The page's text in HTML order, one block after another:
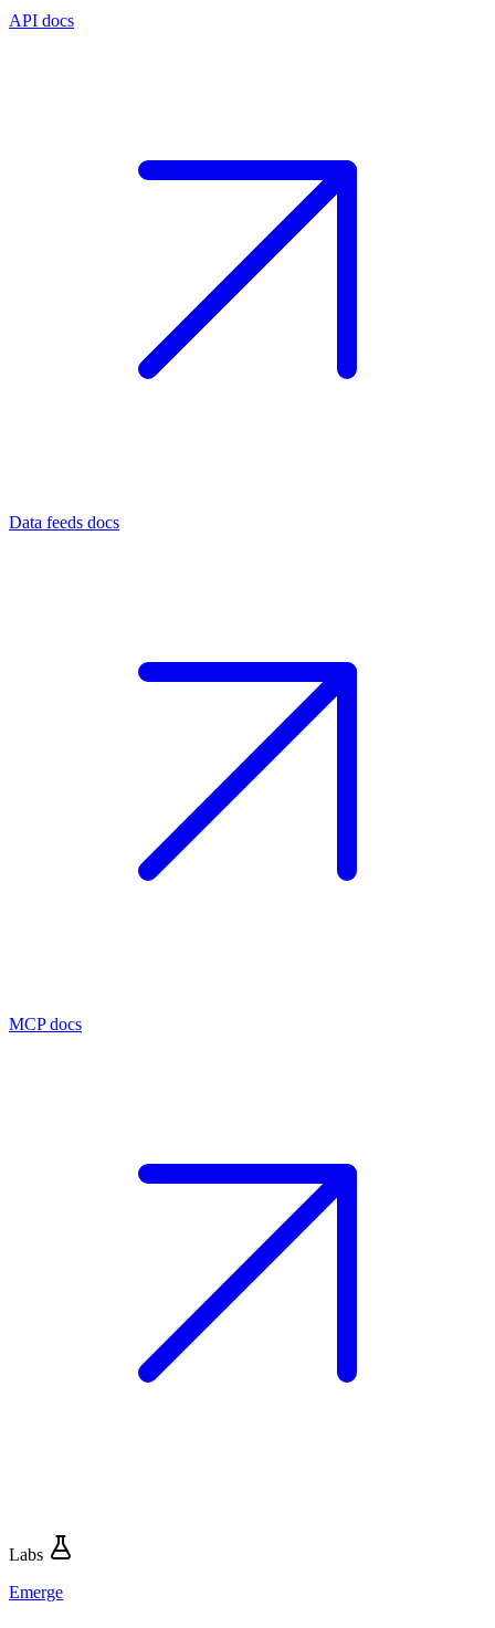
API docs
Data feeds docs
MCP docs
Labs
Emerge